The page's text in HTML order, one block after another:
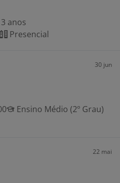
anos
Presencial
30 jun
Ensino Médio (2º Grau)
22 mai